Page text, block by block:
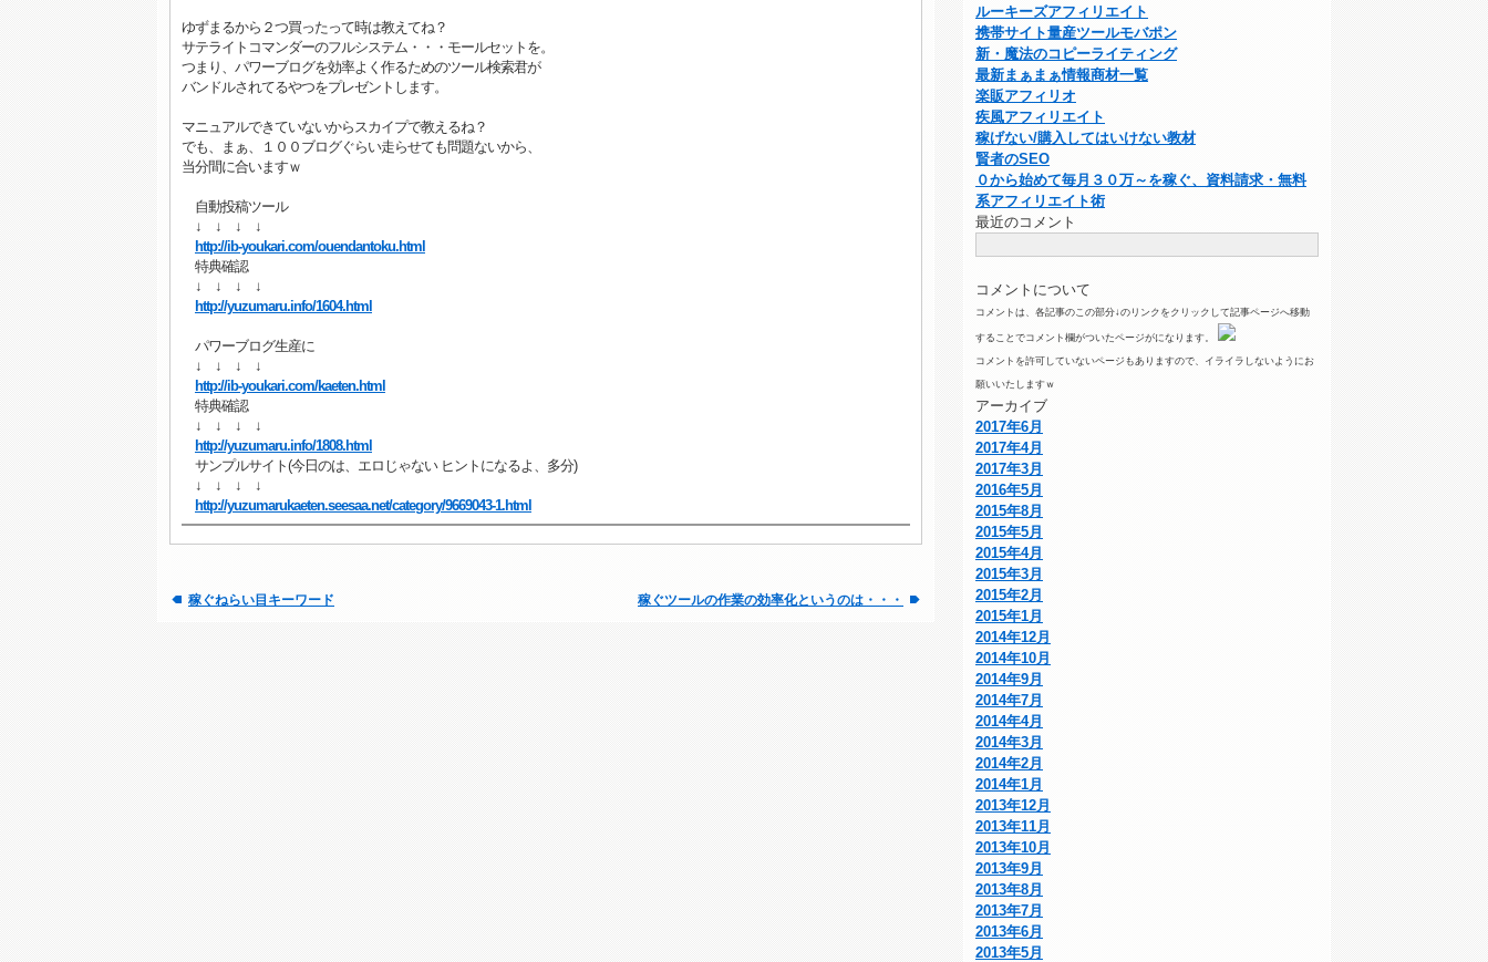
ゆずまるから２つ買ったって時は教えてね？
サテライトコマンダーのフルシステム・・・モールセットを。
つまり、パワーブログを効率よく作るためのツール検索君が
バンドルされてるやつをプレゼントします。
マニュアルできていないからスカイプで教えるね？
でも、まぁ、１００ブログぐらい走らせても問題ないから、
当分間に合いますｗ
自動投稿ツール
↓ ↓ ↓ ↓
http://ib-youkari.com/ouendantoku.html
特典確認
↓ ↓ ↓ ↓
http://yuzumaru.info/1604.html
パワーブログ生産に
↓ ↓ ↓ ↓
http://ib-youkari.com/kaeten.html
特典確認
↓ ↓ ↓ ↓
http://yuzumaru.info/1808.html
サンプルサイト(今日のは、エロじゃない ヒントになるよ、多分)
↓ ↓ ↓ ↓
http://yuzumarukaeten.seesaa.net/category/9669043-1.html
稼ぐねらい目キーワード 稼ぐツールの作業の効率化というのは・・・
ルーキーズアフィリエイト
携帯サイト量産ツールモバポン
新・魔法のコピーライティング
最新まぁまぁ情報商材一覧
楽販アフィリオ
疾風アフィリエイト
稼げない/購入してはいけない教材
賢者のSEO
０から始めて毎月３０万～を稼ぐ、資料請求・無料
系アフィリエイト術
最近のコメント
コメントについて
コメントは、各記事のこの部分↓のリンクをクリックして記事ページへ移動
することでコメント欄がついたページがになります。
コメントを許可していないページもありますので、イライラしないようにお
願いいたしますｗ
アーカイブ
2017年6月
2017年4月
2017年3月
2016年5月
2015年8月
2015年5月
2015年4月
2015年3月
2015年2月
2015年1月
2014年12月
2014年10月
2014年9月
2014年7月
2014年4月
2014年3月
2014年2月
2014年1月
2013年12月
2013年11月
2013年10月
2013年9月
2013年8月
2013年7月
2013年6月
2013年5月